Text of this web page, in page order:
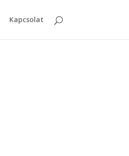
Kapcsolat